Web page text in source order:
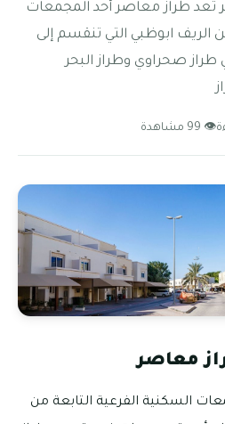
طراز معاصر أحد المجمعات
الريف ابوظبي التي تنقسم إلى
صحراوي وطراز البحر
👁 99 مشاهدة
معاصر
السكنية الفرعية التابعة من